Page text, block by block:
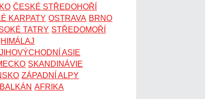
ČESKÉ STŘEDOHOŘÍ
KARPATY OSTRAVA BRNO
TATRY STŘEDOMOŘÍ
HIMÁLAJ
JIHOVÝCHODNÍ ASIE
SKANDINÁVIE
ZÁPADNÍ ALPY
BALKÁN AFRIKA